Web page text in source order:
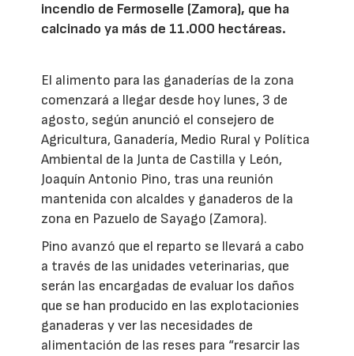
incendio de Fermoselle (Zamora), que ha
calcinado ya más de 11.000 hectáreas.
El alimento para las ganaderías de la zona
comenzará a llegar desde hoy lunes, 3 de
agosto, según anunció el consejero de
Agricultura, Ganadería, Medio Rural y Política
Ambiental de la Junta de Castilla y León,
Joaquín Antonio Pino, tras una reunión
mantenida con alcaldes y ganaderos de la
zona en Pazuelo de Sayago (Zamora).
Pino avanzó que el reparto se llevará a cabo
a través de las unidades veterinarias, que
serán las encargadas de evaluar los daños
que se han producido en las explotacionies
ganaderas y ver las necesidades de
alimentación de las reses para “resarcir las